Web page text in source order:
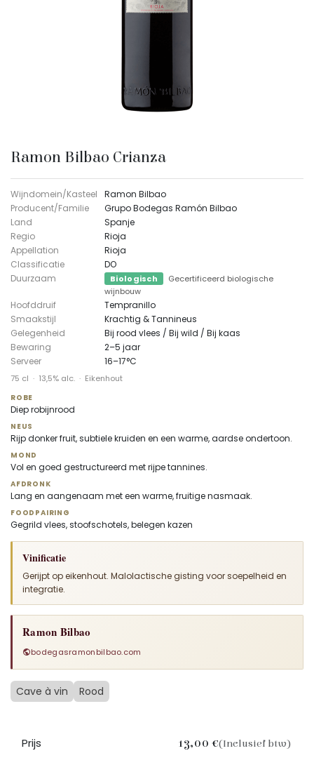
Ramon Bilbao Crianza
Wijndomein/Kasteel
Ramon Bilbao
Producent/Familie
Grupo Bodegas Ramón Bilbao
Land
Spanje
Regio
Rioja
Appellation
Rioja
Classificatie
DO
Duurzaam
Biologisch
Gecertificeerd biologische
wijnbouw
Hoofddruif
Tempranillo
Smaakstijl
Krachtig & Tannineus
Gelegenheid
Bij rood vlees / Bij wild / Bij kaas
Bewaring
2–5 jaar
Serveer
16–17°C
75 cl · 13,5% alc. · Eikenhout
ROBE
Diep robijnrood
NEUS
Rijp donker fruit, subtiele kruiden en een warme, aardse ondertoon.
MOND
Vol en goed gestructureerd met rijpe tannines.
AFDRONK
Lang en aangenaam met een warme, fruitige nasmaak.
FOODPAIRING
Gegrild vlees, stoofschotels, belegen kazen
Vinificatie
Gerijpt op eikenhout. Malolactische gisting voor soepelheid en
integratie.
Ramon Bilbao
bodegasramonbilbao.com
Cave à vin Rood
Prijs 13,00 €(Inclusief btw)